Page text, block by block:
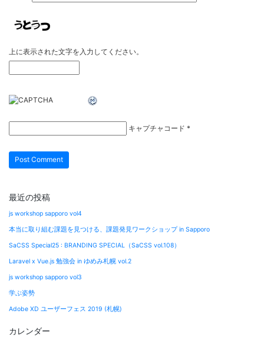
上に表示された文字を入力してください。
キャプチャコード *
最近の投稿
js workshop sapporo vol4
本当に取り組む課題を見つける、課題発見ワークショップ in Sapporo
SaCSS Special25 : BRANDING SPECIAL（SaCSS vol.108）
Laravel x Vue.js 勉強会 in ゆめみ札幌 vol.2
js workshop sapporo vol3
学ぶ姿勢
Adobe XD ユーザーフェス 2019 (札幌)
カレンダー